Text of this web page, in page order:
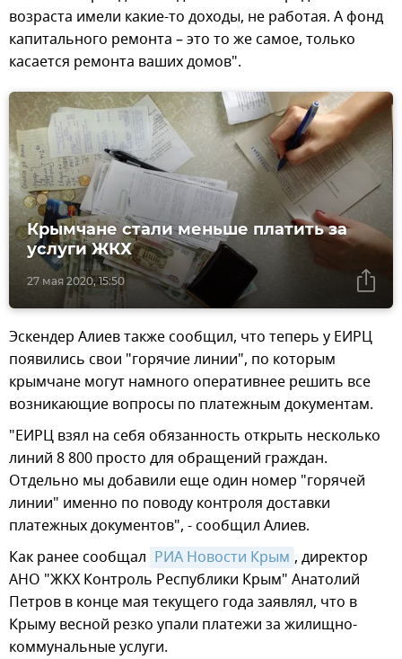
возраста имели какие-то доходы, не работая. А фонд
капитального ремонта – это то же самое, только
касается ремонта ваших домов".
27 мая 2020, 15:50
Крымчане стали меньше платить за
услуги ЖКХ
Эскендер Алиев также сообщил, что теперь у ЕИРЦ
появились свои "горячие линии", по которым
крымчане могут намного оперативнее решить все
возникающие вопросы по платежным документам.
"ЕИРЦ взял на себя обязанность открыть несколько
линий 8 800 просто для обращений граждан.
Отдельно мы добавили еще один номер "горячей
линии" именно по поводу контроля доставки
платежных документов", - сообщил Алиев.
Как ранее сообщал РИА Новости Крым , директор
АНО "ЖКХ Контроль Республики Крым" Анатолий
Петров в конце мая текущего года заявлял, что в
Крыму весной резко упали платежи за жилищно-
коммунальные услуги.